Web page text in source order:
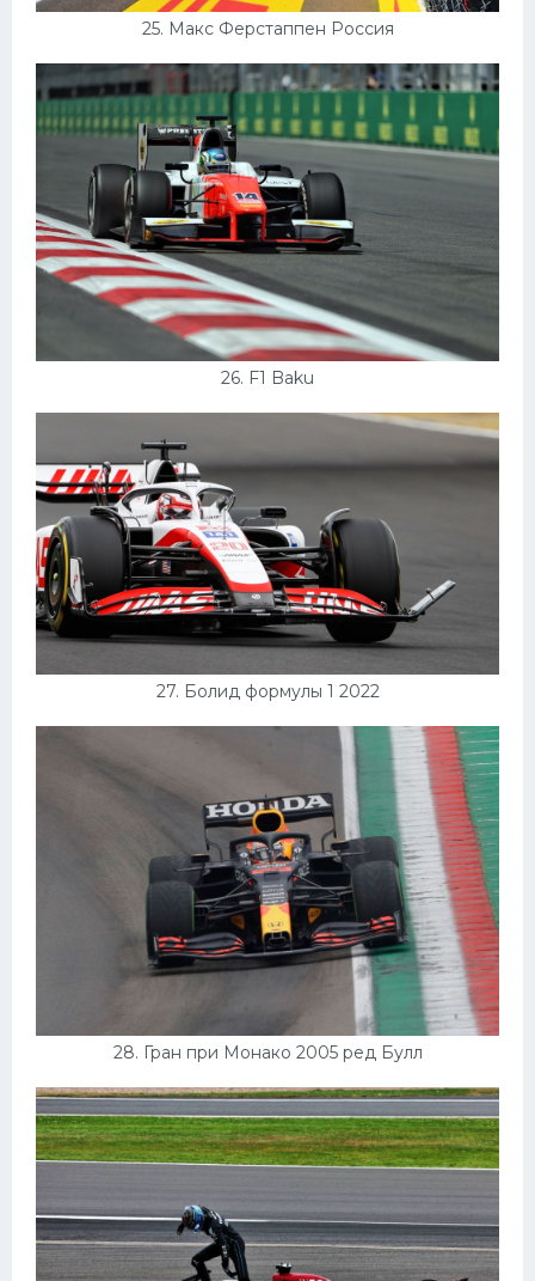
25. Макс Ферстаппен Россия
26. F1 Baku
27. Болид формулы 1 2022
28. Гран при Монако 2005 ред Булл